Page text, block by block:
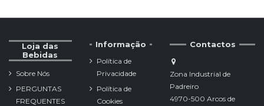
Loja das
Bebidas
Sobre Nós
PERGUNTAS
FREQUENTES
Informação
Política de
Privacidade
Política de
Cookies
Contactos
Zona Industrial de
Padreiro
4970-500 Arcos de